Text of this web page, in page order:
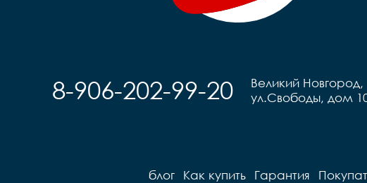
Великий Новгород,
ул.Свободы, дом
8-906-202-99-20
блог Как купить Гарантия